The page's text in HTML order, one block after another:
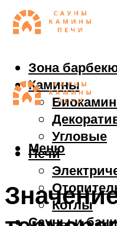
Зона
Камины
Угловые
Печи
Котлы
Сауны и бани
Меню